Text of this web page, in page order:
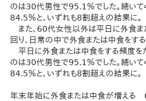
のは30代男性で95.1％でした。続い
84.5％と、いずれも8割超えの結果に。
また、60代女性以外は平日に外食
回り、日常の中で外食または中食をす
平日に外食または中食をする頻度を
のは30代男性で95.1％でした。続い
84.5％と、いずれも8割超えの結果に。
年末年始に外食または中食が増える